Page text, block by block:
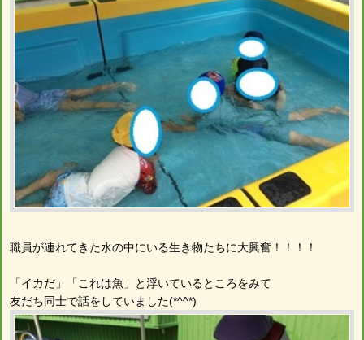
職員が連れてきた水の中にいる生き物たちに大興奮！！！！
「イカだ」「これは魚」と浮いているところをみて
友だち同士で話をしていました(*^^*)